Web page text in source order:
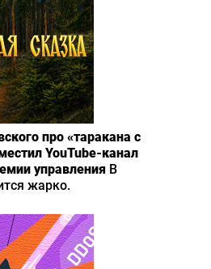
про «таракана с
YouTube-канал
управления В
жарко.